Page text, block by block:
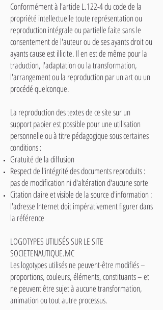
Conformément à l'article L.122-4 du code de la
propriété intellectuelle toute représentation ou
reproduction intégrale ou partielle faite sans le
consentement de l'auteur ou de ses ayants droit ou
ayants cause est illicite. Il en est de même pour la
traduction, l'adaptation ou la transformation,
l'arrangement ou la reproduction par un art ou un
procédé quelconque.
La reproduction des textes de ce site sur un
support papier est possible pour une utilisation
personnelle ou à titre pédagogique sous certaines
conditions :
Gratuité de la diffusion
Respect de l'intégrité des documents reproduits :
pas de modification ni d'altération d'aucune sorte
Citation claire et visible de la source d'information :
l'adresse Internet doit impérativement figurer dans
la référence
LOGOTYPES UTILISÉS SUR LE SITE
SOCIETENAUTIQUE.MC
Les logotypes utilisés ne peuvent-être modifiés –
proportions, couleurs, éléments, constituants – et
ne peuvent être sujet à aucune transformation,
animation ou tout autre processus.